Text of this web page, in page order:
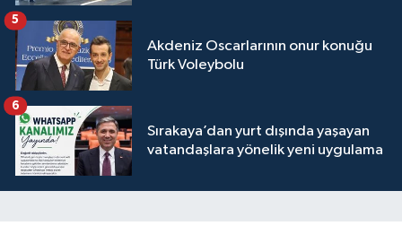
Akdeniz Oscarlarının onur konuğu
Türk Voleybolu
5
Sırakaya’dan yurt dışında yaşayan
vatandaşlara yönelik yeni uygulama
6